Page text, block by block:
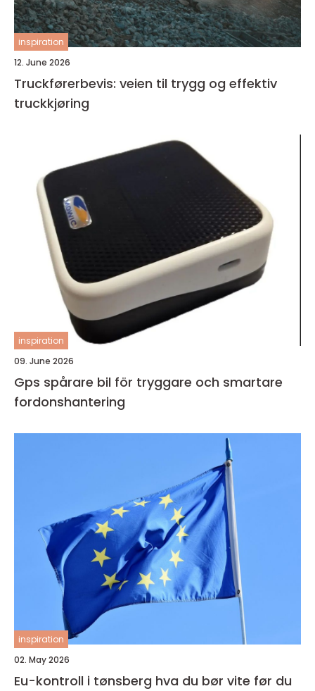
inspiration
12. June 2026
Truckførerbevis: veien til trygg og effektiv
truckkjøring
inspiration
09. June 2026
Gps spårare bil för tryggare och smartare
fordonshantering
inspiration
02. May 2026
Eu-kontroll i tønsberg hva du bør vite før du